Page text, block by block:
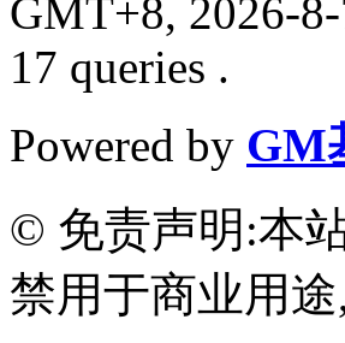
GMT+8, 2026-
17 queries .
Powered by GM
© 免责声明:本
禁用于商业用